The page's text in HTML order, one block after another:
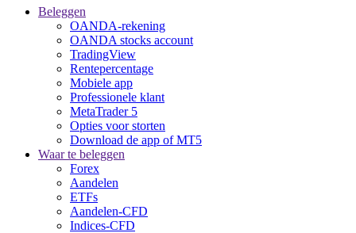
Beleggen
OANDA-rekening
OANDA stocks account
TradingView
Rentepercentage
Mobiele app
Professionele klant
MetaTrader 5
Opties voor storten
Download de app of MT5
Waar te beleggen
Forex
Aandelen
ETFs
Aandelen-CFD
Indices-CFD